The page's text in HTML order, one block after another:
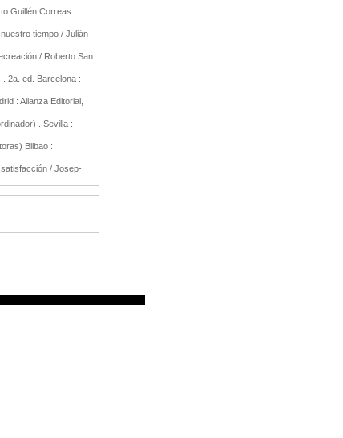
Guillén Correas .
tiempo / Julián
/ Roberto San
. 2a. ed. Barcelona :
: Alianza Editorial,
. Sevilla :
Bilbao :
/ Josep-